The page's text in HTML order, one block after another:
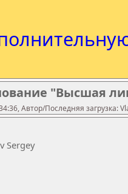
"Высшая
Автор/Последняя загрузка:
Sergey